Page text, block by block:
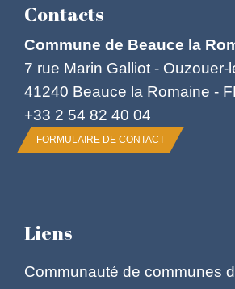
Contacts
Commune de Beauce la
7 rue Marin Galliot - Ouzouer-
41240 Beauce la Romaine -
+33 2 54 82 40 04
FORMULAIRE DE CONTACT
Liens
Communauté de communes